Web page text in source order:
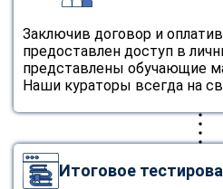
Заключив договор и
предоставлен доступ в
представлены обучающие
Наши кураторы всегда на
Итоговое